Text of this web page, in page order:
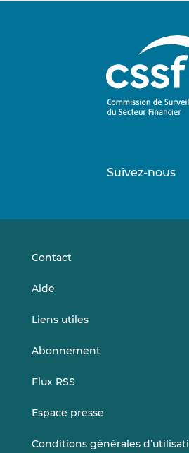
Suivez-nous
Contact
Aide
Liens utiles
Abonnement
Flux RSS
Espace presse
Conditions générales